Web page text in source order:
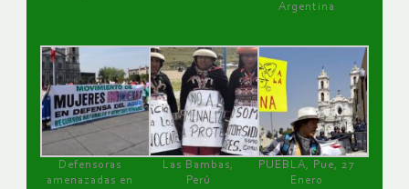
Argentina
Defensoras
amenazadas en
Las Bambas,
Perú
PUEBLA, Pue, 27
Enero